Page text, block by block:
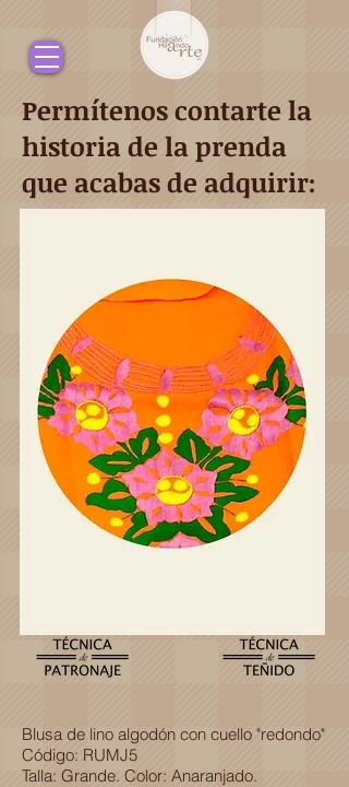
Permítenos contarte la
historia de la prenda
que acabas de adquirir:
Blusa de lino algodón con cuello "redondo"
Código: RUMJ5
Talla: Grande. Color: Anaranjado.